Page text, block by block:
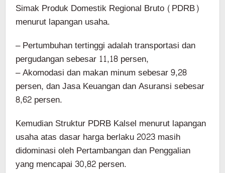
Simak Produk Domestik Regional Bruto (PDRB)
menurut lapangan usaha.
– Pertumbuhan tertinggi adalah transportasi dan
pergudangan sebesar 11,18 persen,
– Akomodasi dan makan minum sebesar 9,28
persen, dan Jasa Keuangan dan Asuransi sebesar
8,62 persen.
Kemudian Struktur PDRB Kalsel menurut lapangan
usaha atas dasar harga berlaku 2023 masih
didominasi oleh Pertambangan dan Penggalian
yang mencapai 30,82 persen.